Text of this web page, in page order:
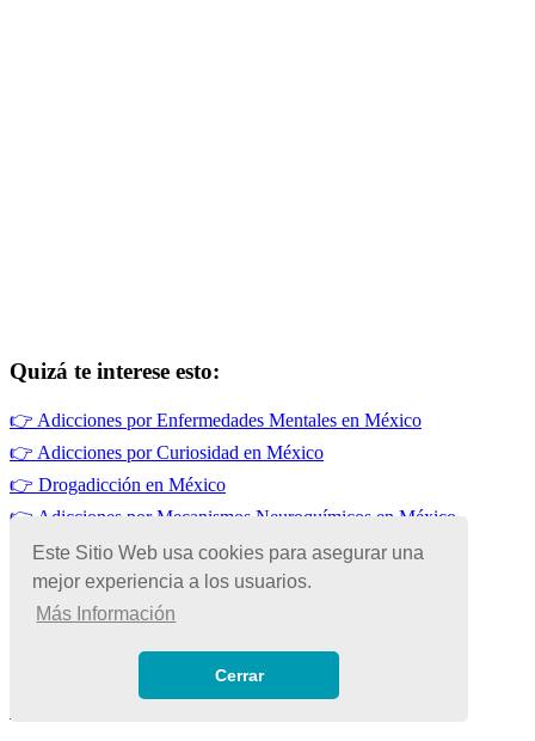
Este Sitio Web usa cookies para asegurar una
mejor experiencia a los usuarios.
Más Información
Cerrar
Quizá te interese esto:
👉 Adicciones por Enfermedades Mentales en México
👉 Adicciones por Curiosidad en México
👉 Drogadicción en México
👉 Adicciones por Mecanismos Neuroquímicos en México
👉Adicciones por Desintegración Familiar
👉Adicciones por Influencias de Amistades en México
© Copyright 2026 | Todos los Derechos Reservados